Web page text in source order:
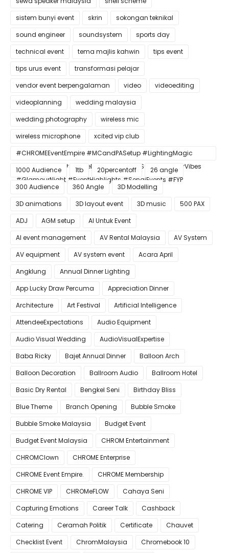
sistem bunyi event
skrin
sokongan teknikal
sound engineer
soundsystem
sports day
technical event
tema majlis kahwin
tips event
tips urus event
transformasi pelajar
vendor event berpengalaman
video
videoediting
videoplanning
wedding malaysia
wedding photography
wireless mic
wireless microphone
xcited vip club
#CHROMEEventEmpire #MCandPASetup #LightingMagic
#ConfettiBlast #SmokeEffect #ProEventSetup #DinnerVibes
#GlamourNight #EventHighlights #SenaiEvents #FYP
1000 Audience 1tb 20percentoff
26 angle
300 Audience
360 Angle
3D Modelling
3D animations
3D layout event 3D music
500 PAX
ADJ
AGM setup
AI Untuk Event
AI event management
AV Rental Malaysia
AV System
AV equipment
AV system event
Acara April
Angklung
Annual Dinner Lighting
App Lucky Draw Percuma
Appreciation Dinner
Architecture
Art Festival
Artificial Intelligence
AttendeeExpectations
Audio Equipment
Audio Visual Wedding
AudioVisualExpertise
Baba Ricky
Bajet Annual Dinner
Balloon Arch
Balloon Decoration
Ballroom Audio
Ballroom Hotel
Basic Dry Rental
Bengkel Seni
Birthday Bliss
Blue Theme
Branch Opening
Bubble Smoke
Bubble Smoke Malaysia
Budget Event
Budget Event Malaysia
CHROM Entertainment
CHROMClown
CHROME Enterprise
CHROME Event Empire.
CHROME Membership
CHROME VIP
CHROMeFLOW
Cahaya Seni
Capturing Emotions
Career Talk
Cashback
Catering
Ceramah Politik Certificate
Chauvet
Checklist Event
ChromMalaysia
Chromebook 10